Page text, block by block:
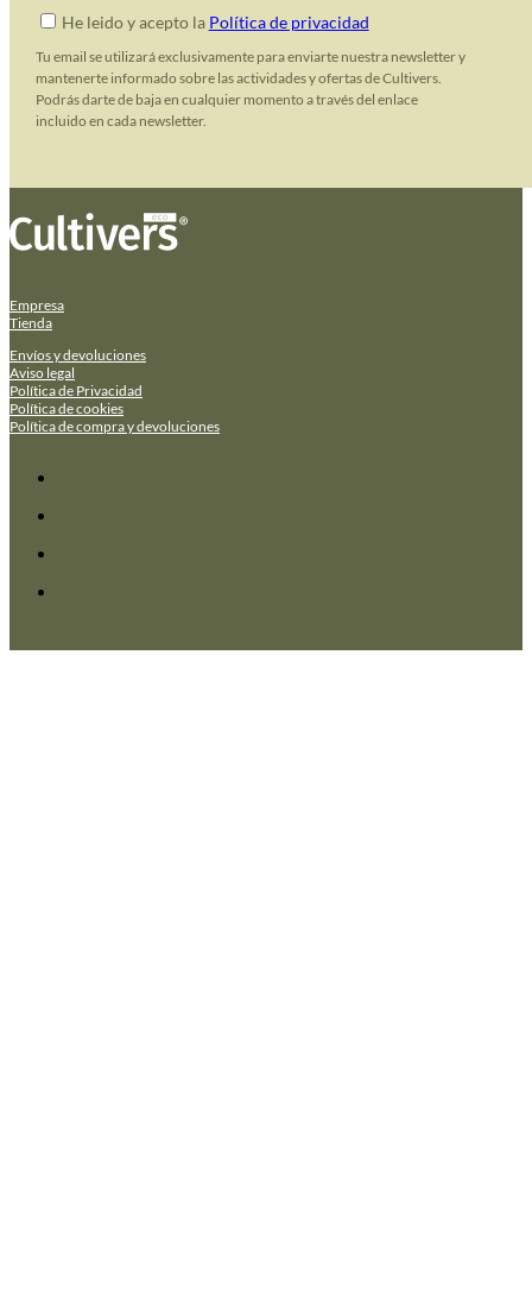
He leido y acepto la Política de privacidad
Tu email se utilizará exclusivamente para enviarte nuestra newsletter y
mantenerte informado sobre las actividades y ofertas de Cultivers.
Podrás darte de baja en cualquier momento a través del enlace
incluido en cada newsletter.
Empresa
Tienda
Envíos y devoluciones
Aviso legal
Política de Privacidad
Política de cookies
Política de compra y devoluciones